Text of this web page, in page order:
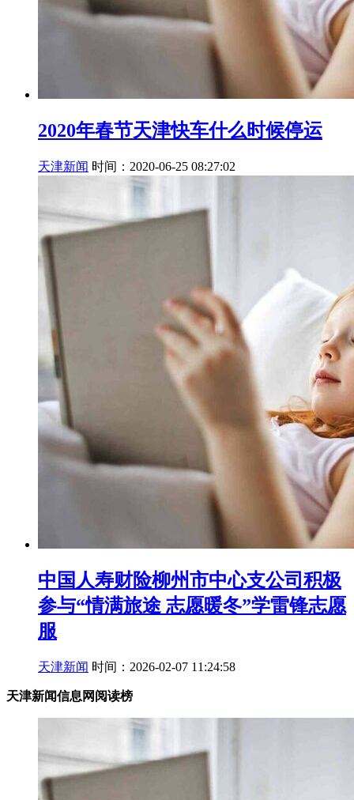
2020年春节天津快车什么时候停运
天津新闻 时间：2020-06-25 08:27:02
中国人寿财险柳州市中心支公司积极
参与“情满旅途 志愿暖冬”学雷锋志愿
服
天津新闻 时间：2026-02-07 11:24:58
天津新闻信息网阅读榜